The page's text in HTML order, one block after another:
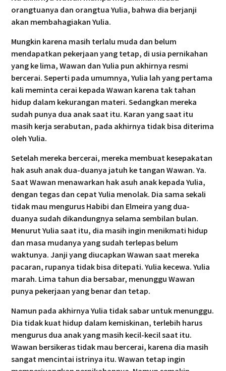
orangtuanya dan orangtua Yulia, bahwa dia berjanji
akan membahagiakan Yulia.
Mungkin karena masih terlalu muda dan belum
mendapatkan pekerjaan yang tetap, di usia pernikahan
yang ke lima, Wawan dan Yulia pun akhirnya resmi
bercerai. Seperti pada umumnya, Yulia lah yang pertama
kali meminta cerai kepada Wawan karena tak tahan
hidup dalam kekurangan materi. Sedangkan mereka
sudah punya dua anak saat itu. Karan yang saat itu
masih kerja serabutan, pada akhirnya tidak bisa diterima
oleh Yulia.
Setelah mereka bercerai, mereka membuat kesepakatan
hak asuh anak dua-duanya jatuh ke tangan Wawan. Ya.
Saat Wawan menawarkan hak asuh anak kepada Yulia,
dengan tegas dan cepat Yulia menolak. Dia sama sekali
tidak mau mengurus Habibi dan Elmeira yang dua-
duanya sudah dikandungnya selama sembilan bulan.
Menurut Yulia saat itu, dia masih ingin menikmati hidup
dan masa mudanya yang sudah terlepas belum
waktunya. Janji yang diucapkan Wawan saat mereka
pacaran, rupanya tidak bisa ditepati. Yulia kecewa. Yulia
marah. Lima tahun dia bersabar, menunggu Wawan
punya pekerjaan yang benar dan tetap.
Namun pada akhirnya Yulia tidak sabar untuk menunggu.
Dia tidak kuat hidup dalam kemiskinan, terlebih harus
mengurus dua anak yang masih kecil-kecil saat itu.
Wawan bersikeras tidak mau bercerai, karena dia masih
sangat mencintai istrinya itu. Wawan tetap ingin